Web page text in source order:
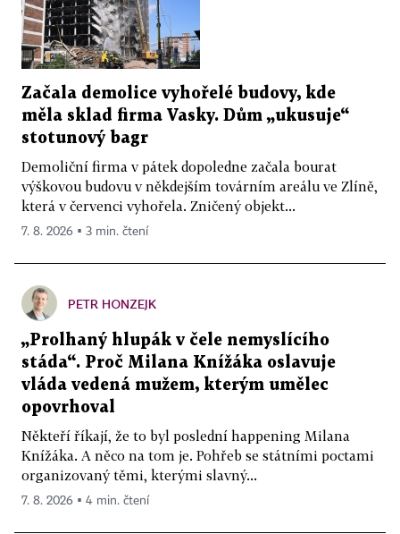
Začala demolice vyhořelé budovy, kde
měla sklad firma Vasky. Dům „ukusuje“
stotunový bagr
Demoliční firma v pátek dopoledne začala bourat
výškovou budovu v někdejším továrním areálu ve Zlíně,
která v červenci vyhořela. Zničený objekt...
7. 8. 2026 ▪ 3 min. čtení
PETR HONZEJK
„Prolhaný hlupák v čele nemyslícího
stáda“. Proč Milana Knížáka oslavuje
vláda vedená mužem, kterým umělec
opovrhoval
Někteří říkají, že to byl poslední happening Milana
Knížáka. A něco na tom je. Pohřeb se státními poctami
organizovaný těmi, kterými slavný...
7. 8. 2026 ▪ 4 min. čtení